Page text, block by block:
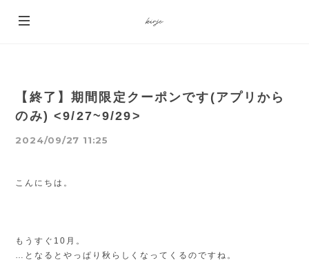
【終了】期間限定クーポンです(アプリから
のみ) <9/27~9/29>
2024/09/27 11:25
こんにちは。
もうすぐ10月。
…となるとやっぱり秋らしくなってくるのですね。